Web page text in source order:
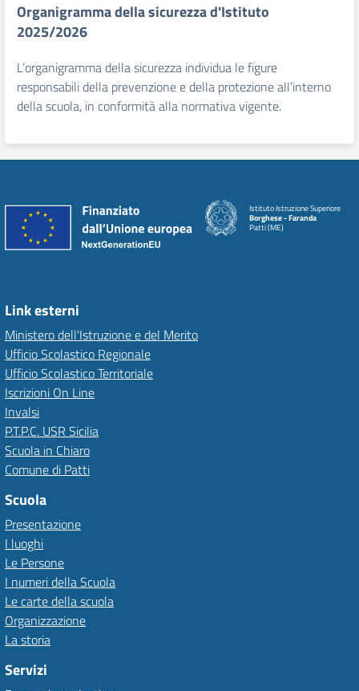
Organigramma della sicurezza d'Istituto
2025/2026
L’organigramma della sicurezza individua le figure
responsabili della prevenzione e della protezione all’interno
della scuola, in conformità alla normativa vigente.
Istituto Istruzione Superiore
Borghese - Faranda
Patti (ME)
Link esterni
Ministero dell'Istruzione e del Merito
Ufficio Scolastico Regionale
Ufficio Scolastico Territoriale
Iscrizioni On Line
Invalsi
P.T.P.C. USR Sicilia
Scuola in Chiaro
Comune di Patti
Scuola
Presentazione
I luoghi
Le Persone
I numeri della Scuola
Le carte della scuola
Organizzazione
La storia
Servizi